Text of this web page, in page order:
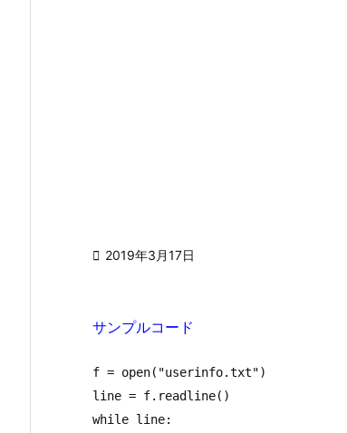
 2019年3月17日
サンプルコード
f = open("userinfo.txt")
line = f.readline()
while line: